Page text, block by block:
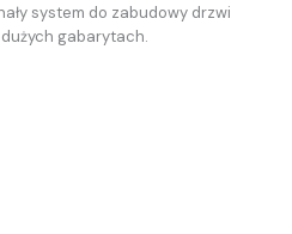
system do zabudowy drzwi
gabarytach.